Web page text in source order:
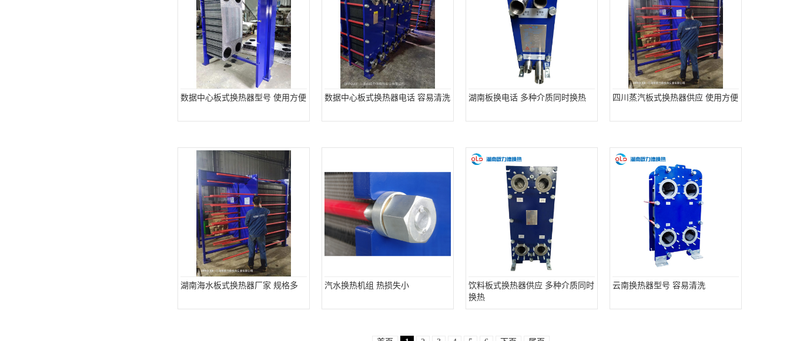
数据中心板式换热器型号 使用方便 数据中心板式换热器电话 容易清洗 湖南板换电话 多种介质同时换热 四川蒸汽板式换热器供应 使用方便
湖南海水板式换热器厂家 规格多 汽水换热机组 热损失小
饮料板式换热器供应 多种介质同时
换热
云南换热器型号 容易清洗